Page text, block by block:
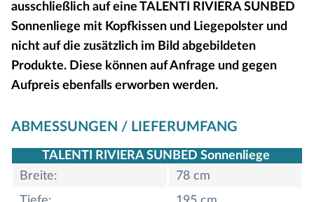
ausschließlich auf eine TALENTI RIVIERA SUNBED
Sonnenliege mit Kopfkissen und Liegepolster und
nicht auf die zusätzlich im Bild abgebildeten
Produkte. Diese können auf Anfrage und gegen
Aufpreis ebenfalls erworben werden.
ABMESSUNGEN / LIEFERUMFANG
TALENTI RIVIERA SUNBED Sonnenliege
Breite:
78 cm